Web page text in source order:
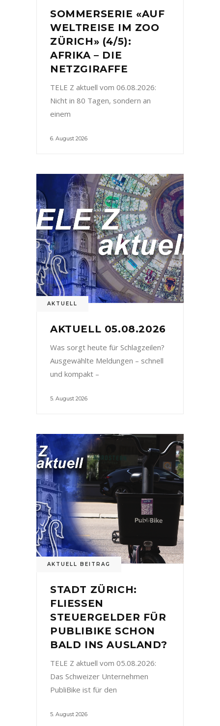
SOMMERSERIE «AUF
WELTREISE IM ZOO
ZÜRICH» (4/5):
AFRIKA – DIE
NETZGIRAFFE
TELE Z aktuell vom 06.08.2026:
Nicht in 80 Tagen, sondern an
einem
6. August 2026
AKTUELL
AKTUELL 05.08.2026
Was sorgt heute für Schlagzeilen?
Ausgewählte Meldungen – schnell
und kompakt –
5. August 2026
AKTUELL BEITRAG
STADT ZÜRICH:
FLIESSEN
STEUERGELDER FÜR
PUBLIBIKE SCHON
BALD INS AUSLAND?
TELE Z aktuell vom 05.08.2026:
Das Schweizer Unternehmen
PubliBike ist für den
5. August 2026